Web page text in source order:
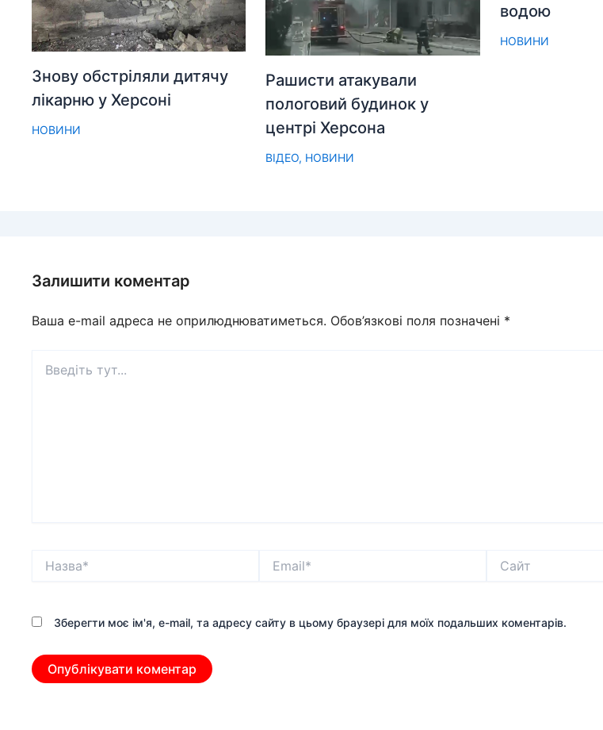
Знову обстріляли дитячу
лікарню у Херсоні
НОВИНИ
Рашисти атакували
пологовий будинок у
центрі Херсона
ВІДЕО, НОВИНИ
водою
НОВИНИ
Залишити коментар
Ваша e-mail адреса не оприлюднюватиметься. Обов’язкові поля позначені *
тут...
Зберегти моє ім'я, e-mail, та адресу сайту в цьому браузері для моїх подальших коментарів.